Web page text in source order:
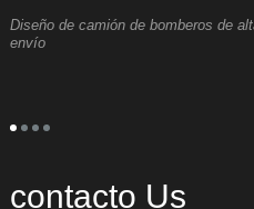
Diseño de camión de bomberos de
envío
contacto Us